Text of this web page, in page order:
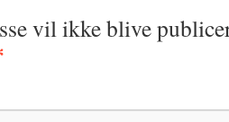
vil ikke blive